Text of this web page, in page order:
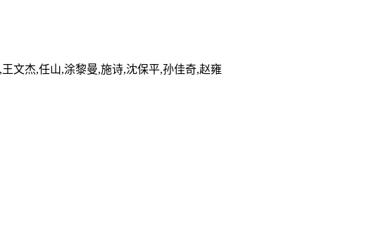
文杰,任山,涂黎曼,施诗,沈保平,孙佳奇,赵雍